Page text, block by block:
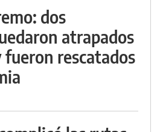
dos
atrapados
fueron rescatados